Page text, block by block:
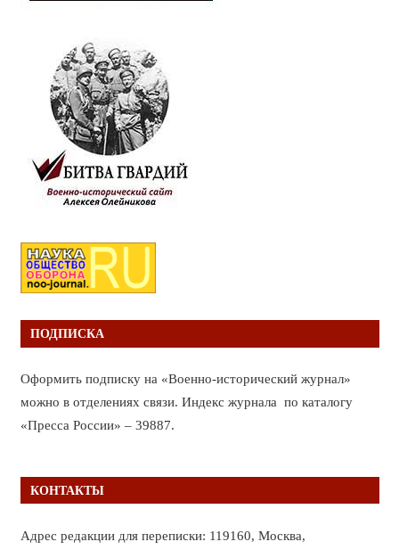
ПОДПИСКА
Оформить подписку на «Военно-исторический журнал»
можно в отделениях связи. Индекс журнала по каталогу
«Пресса России» – 39887.
КОНТАКТЫ
Адрес редакции для переписки: 119160, Москва,